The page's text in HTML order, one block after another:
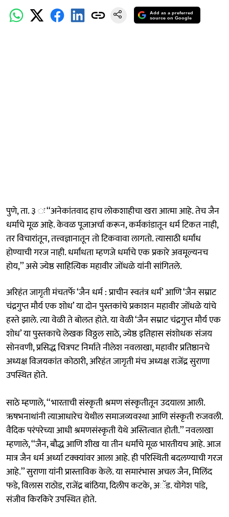
Add as a preferred
source on Google
पुणे, ता. ३ ः ‘‘अनेकांतवाद हाच लोकशाहीचा खरा आत्मा आहे. तेच जैन
धर्माचे मूळ आहे. केवळ पूजाअर्चा करून, कर्मकांडातून धर्म टिकत नाही,
तर विचारांतून, तत्त्वज्ञानातून तो टिकवावा लागतो. त्यासाठी धर्मांध
होण्याची गरज नाही. धर्मांधता म्हणजे धर्माचे एक प्रकारे अवमूल्यनच
होय,’’ असे ज्येष्ठ साहित्यिक महावीर जोंधळे यांनी सांगितले.
अरिहंत जागृती मंचतर्फे ‘जैन धर्म : प्राचीन स्वतंत्र धर्म’ आणि ‘जैन सम्राट
चंद्रगुप्त मौर्य एक शोध’ या दोन पुस्तकांचे प्रकाशन महावीर जोंधळे यांचे
हस्ते झाले. त्या वेळी ते बोलत होते. या वेळी ‘जैन सम्राट चंद्रगुप्त मौर्य एक
शोध’ या पुस्तकाचे लेखक विठ्ठल साठे, ज्येष्ठ इतिहास संशोधक संजय
सोनवणी, प्रसिद्ध चित्रपट निर्माते नीलेश नवलाखा, महावीर प्रतिष्ठानचे
अध्यक्ष विजयकांत कोठारी, अरिहंत जागृती मंच अध्यक्ष राजेंद्र सुराणा
उपस्थित होते.
साठे म्हणाले, ‘‘भारताची संस्कृती श्रमण संस्कृतीतून उदयाला आली.
ऋषभनाथांनी त्याआधारेच येथील समाजव्यवस्था आणि संस्कृती रुजवली.
वैदिक परंपरेच्या आधी श्रमणसंस्कृती येथे अस्तित्वात होती.’’ नवलाखा
म्हणाले, ‘‘जैन, बौद्ध आणि शीख या तीन धर्मांचे मूळ भारतीयच आहे. आज
मात्र जैन धर्म अर्ध्या टक्क्यांवर आला आहे. ही परिस्थिती बदलण्याची गरज
आहे.’’ सुराणा यांनी प्रास्ताविक केले. या समारंभास अचल जैन, मिलिंद
फडे, विलास राठोड, राजेंद्र बांठिया, दिलीप कटके, अॅड. योगेश पांडे,
संजीव किरकिरे उपस्थित होते.